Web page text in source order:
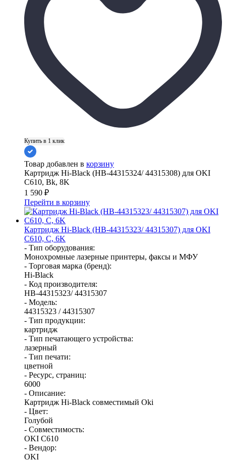
Купить в 1 клик
Товар добавлен в корзину
Картридж Hi-Black (HB-44315324/ 44315308) для OKI
C610, Bk, 8K
1 590 ₽
Перейти в корзину
Картридж Hi-Black (HB-44315323/ 44315307) для OKI
C610, C, 6K
- Тип оборудования:
Монохромные лазерные принтеры, факсы и МФУ
- Торговая марка (бренд):
Hi-Black
- Код производителя:
HB-44315323/ 44315307
- Модель:
44315323 / 44315307
- Тип продукции:
картридж
- Тип печатающего устройства:
лазерный
- Тип печати:
цветной
- Ресурс, страниц:
6000
- Описание:
Картридж Hi-Black совместимый Oki
- Цвет:
Голубой
- Совместимость:
OKI C610
- Вендор:
OKI